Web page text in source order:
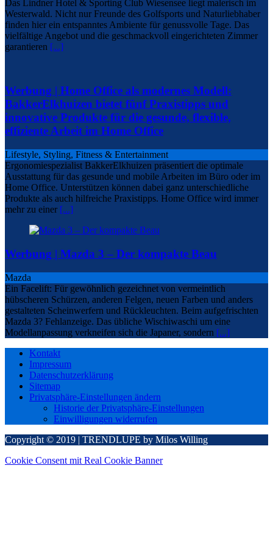
Das Lindner Hotel & Sporting Club Wiesensee liegt malerisch im
Westerwald. Nicht nur Freunde des Golfsports und Naturliebhaber
finden hier ein entspanntes Ambiente für genussvolle Tage. Das
vielfältige Angebot und die geschmackvoll eingerichteten Zimmer
garantieren [...]
Werbung | Home Office als modernes Modell:
BakkerElkhuizen bietet fünf Praxistipps und
innovative Produkte für die gesunde, flexible,
effiziente Arbeit im Home Office
Lifestyle, Styling, Fitness & Entertainment
Ergonomiespezialist BakkerElkhuizen präsentiert die optimale
Ausstattung für das gesunde und mobile Arbeiten im Büro oder im
Home Office. Unterstützen können dabei ganz unterschiedliche
Produkte als auch hilfreiche Praxistipps. Home Office wird immer
mehr zu einer [...]
Werbung | Mazda 3 – Der kompakte Beau
Mazda
Ein Facelift: Für gewöhnlich gezeichnet von vermeintlich
hübscheren Schürzen, anderen Felgen, neuen Farben und anders
gestalteten Scheinwerfern und Rückleuchten. Beim aufgefrischten
Mazda 3? Fehlanzeige. Das übliche Wischiwaschi um eine
Modellanpassung verkneifen sich die Japaner, sondern [...]
Kontakt
Impressum
Datenschutzerklärung
Sitemap
Privatsphäre-Einstellungen ändern
Historie der Privatsphäre-Einstellungen
Einwilligungen widerrufen
Copyright © 2019 | TRENDLUPE by Milos Willing
Cookie Consent mit Real Cookie Banner